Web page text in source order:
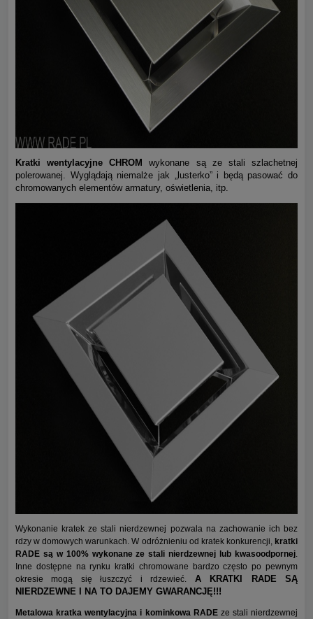
Kratki wentylacyjne CHROM wykonane są ze stali szlachetnej
polerowanej. Wyglądają niemalże jak „lusterko” i będą pasować do
chromowanych elementów armatury, oświetlenia, itp.
Wykonanie kratek ze stali nierdzewnej pozwala na zachowanie ich bez
rdzy w domowych warunkach. W odróżnieniu od kratek konkurencji, kratki
RADE są w 100% wykonane ze stali nierdzewnej lub kwasoodpornej
Inne dostępne na rynku kratki chromowane bardzo często po pewnym
okresie mogą się łuszczyć i rdzewieć. A KRATKI RADE SĄ
NIERDZEWNE I NA TO DAJEMY GWARANCJĘ!!!
Metalowa kratka wentylacyjna i kominkowa RADEze stali nierdzewnej